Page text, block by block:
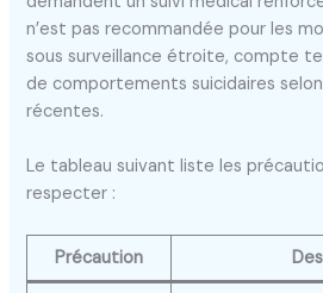
n’est pas recommandée pour les
sous surveillance étroite, compte
de comportements suicidaires
récentes.
Le tableau suivant liste les
respecter :
Précaution